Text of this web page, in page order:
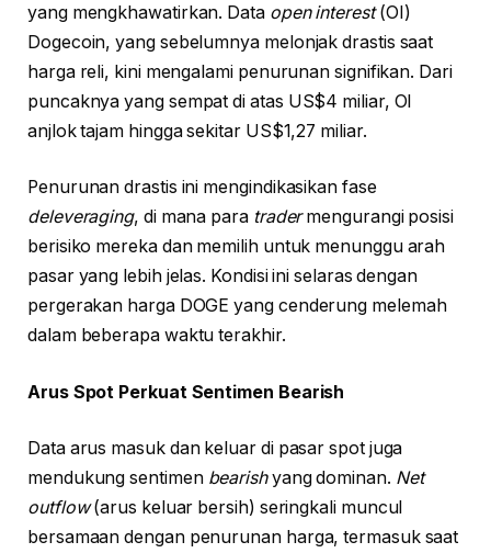
yang mengkhawatirkan. Data open interest(OI)
Dogecoin, yang sebelumnya melonjak drastis saat
harga reli, kini mengalami penurunan signifikan. Dari
puncaknya yang sempat di atas US$4 miliar, OI
anjlok tajam hingga sekitar US$1,27 miliar.
Penurunan drastis ini mengindikasikan fase
deleveraging, di mana para tradermengurangi posisi
berisiko mereka dan memilih untuk menunggu arah
pasar yang lebih jelas. Kondisi ini selaras dengan
pergerakan harga DOGE yang cenderung melemah
dalam beberapa waktu terakhir.
Arus Spot Perkuat Sentimen Bearish
Data arus masuk dan keluar di pasar spot juga
mendukung sentimen bearishyang dominan. Net
outflow(arus keluar bersih) seringkali muncul
bersamaan dengan penurunan harga, termasuk saat